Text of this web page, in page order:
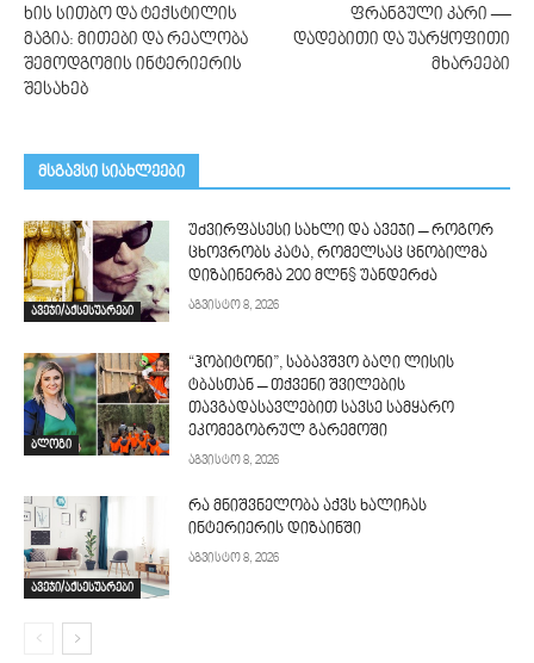
ხის სითბო და ტექსტილის
მაგია: მითები და რეალობა
შემოდგომის ინტერიერის
შესახებ
ფრანგული კარი —
დადებითი და უარყოფითი
მხარეები
მსგავსი სიახლეები
ავეჯი/აქსესუარები
უძვირფასესი სახლი და ავეჯი – როგორ
ცხოვრობს კატა, რომელსაც ცნობილმა
დიზაინერმა 200 მლნ$ უანდერძა
აგვისტო 8, 2026
ბლოგი
“ჰობიტონი”, საბავშვო ბაღი ლისის
ტბასთან – თქვენი შვილების
თავგადასავლებით სავსე სამყარო
ეკომეგობრულ გარემოში
აგვისტო 8, 2026
ავეჯი/აქსესუარები
რა მნიშვნელობა აქვს ხალიჩას
ინტერიერის დიზაინში
აგვისტო 8, 2026